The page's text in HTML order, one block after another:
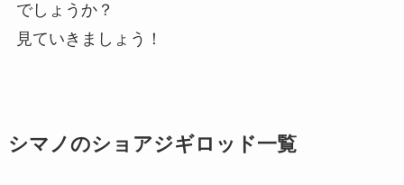
でしょうか？
見ていきましょう！
シマノのショアジギロッド一覧